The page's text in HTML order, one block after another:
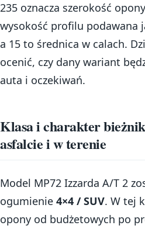
235 oznacza szerokość
wysokość profilu podawana
a 15 to średnica w calach.
ocenić, czy dany wariant
auta i oczekiwań.
Klasa i charakter
asfalcie i w terenie
Model MP72 Izzarda A/T 2
ogumienie 4×4 / SUV. W tej
opony od budżetowych po